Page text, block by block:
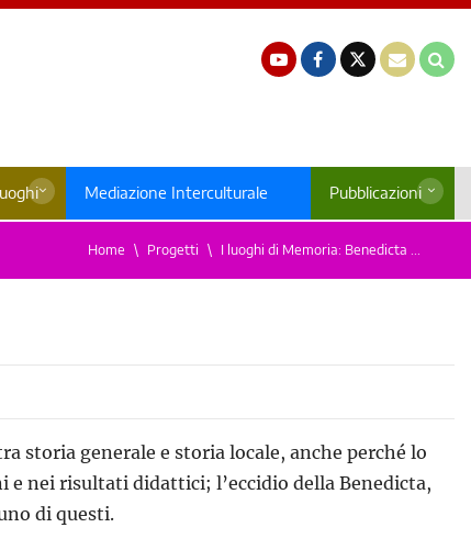
Mediazione Interculturale Pubblicazioni
Home Progetti I luoghi di Memoria: Benedicta ...
storia generale e storia locale, anche perché lo
nei risultati didattici; l’eccidio della Benedicta,
di questi.